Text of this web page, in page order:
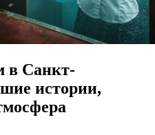
в Санкт-
истории,